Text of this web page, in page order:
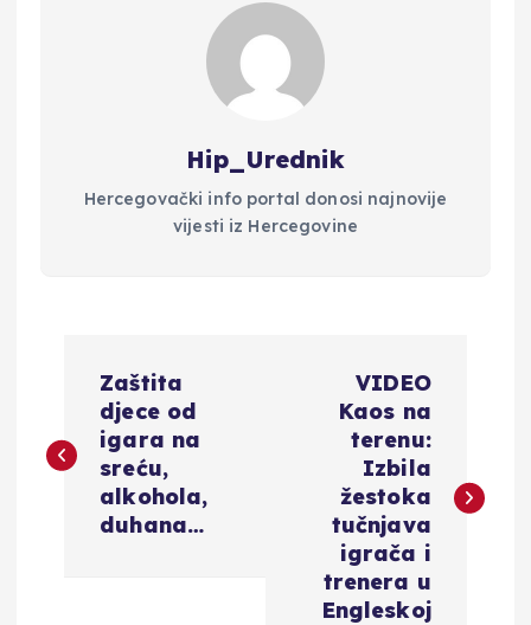
Hip_Urednik
Hercegovački info portal donosi najnovije
vijesti iz Hercegovine
v
Zaštita
djece od
igara na
sreću,
alkohola,
duhana…
VIDEO
Kaos na
terenu:
Izbila
žestoka
tučnjava
igrača i
trenera u
Engleskoj